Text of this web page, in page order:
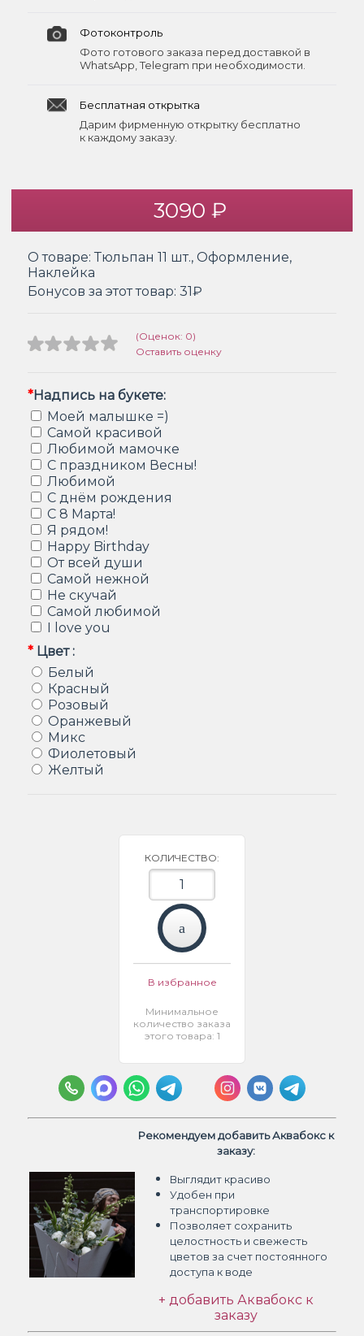
Фотоконтроль
Фото готового заказа перед доставкой в
WhatsApp, Telegram при необходимости.
Бесплатная открытка
Дарим фирменную открытку бесплатно
к каждому заказу.
3090 ₽
О товаре: Тюльпан 11 шт., Оформление,
Наклейка
Бонусов за этот товар: 31₽
(Оценок: 0)
Оставить оценку
*Надпись на букете:
Моей малышке =)
Самой красивой
Любимой мамочке
С праздником Весны!
Любимой
С днём рождения
С 8 Марта!
Я рядом!
Happy Birthday
От всей души
Самой нежной
Не скучай
Самой любимой
I love you
* Цвет :
Белый
Красный
Розовый
Оранжевый
Микс
Фиолетовый
Желтый
КОЛИЧЕСТВО:
В избранное
Минимальное
количество заказа
этого товара: 1
Рекомендуем добавить Аквабокс к
заказу:
Выглядит красиво
Удобен при
транспортировке
Позволяет сохранить
целостность и свежесть
цветов за счет постоянного
доступа к воде
+ добавить Аквабокс к
заказу